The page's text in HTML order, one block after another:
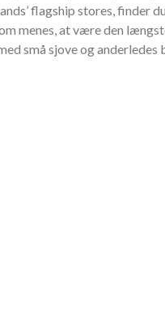
flagship stores, finder
menes, at være den
små sjove og anderledes